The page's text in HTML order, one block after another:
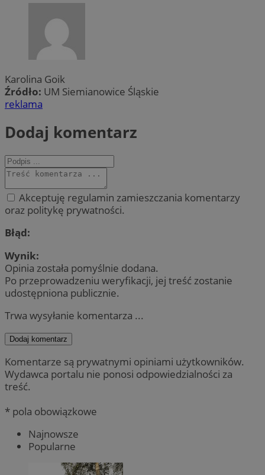
Karolina Goik
Źródło: UM Siemianowice Śląskie
reklama
Dodaj komentarz
Akceptuję regulamin zamieszczania komentarzy
oraz politykę prywatności.
Błąd:
Wynik:
Opinia została pomyślnie dodana.
Po przeprowadzeniu weryfikacji, jej treść zostanie
udostępniona publicznie.
Trwa wysyłanie komentarza ...
Dodaj komentarz
Komentarze są prywatnymi opiniami użytkowników.
Wydawca portalu nie ponosi odpowiedzialności za
treść.
* pola obowiązkowe
Najnowsze
Popularne